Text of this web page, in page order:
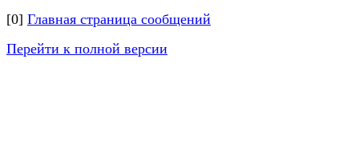
[0] Главная страница сообщений
Перейти к полной версии